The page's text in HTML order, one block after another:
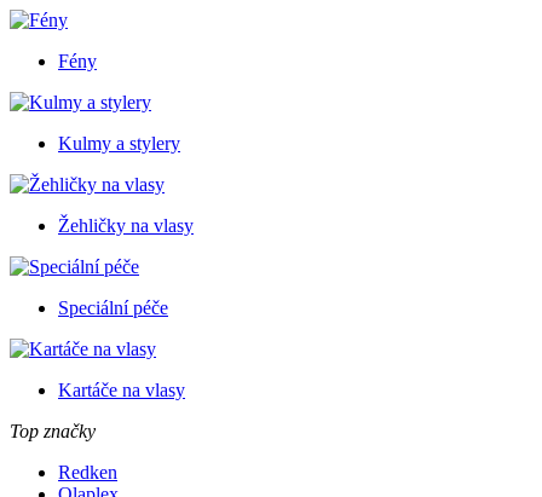
Fény
Kulmy a stylery
Žehličky na vlasy
Speciální péče
Kartáče na vlasy
Top značky
Redken